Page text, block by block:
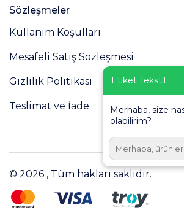
Sözleşmeler
Kullanım Koşulları
Mesafeli Satış Sözleşmesi
Gizlilik Politikası
Teslimat ve İade
© 2026 , Tüm hakları saklıdır.
Etiket Tekstil
Merhaba, size
olabilirim?